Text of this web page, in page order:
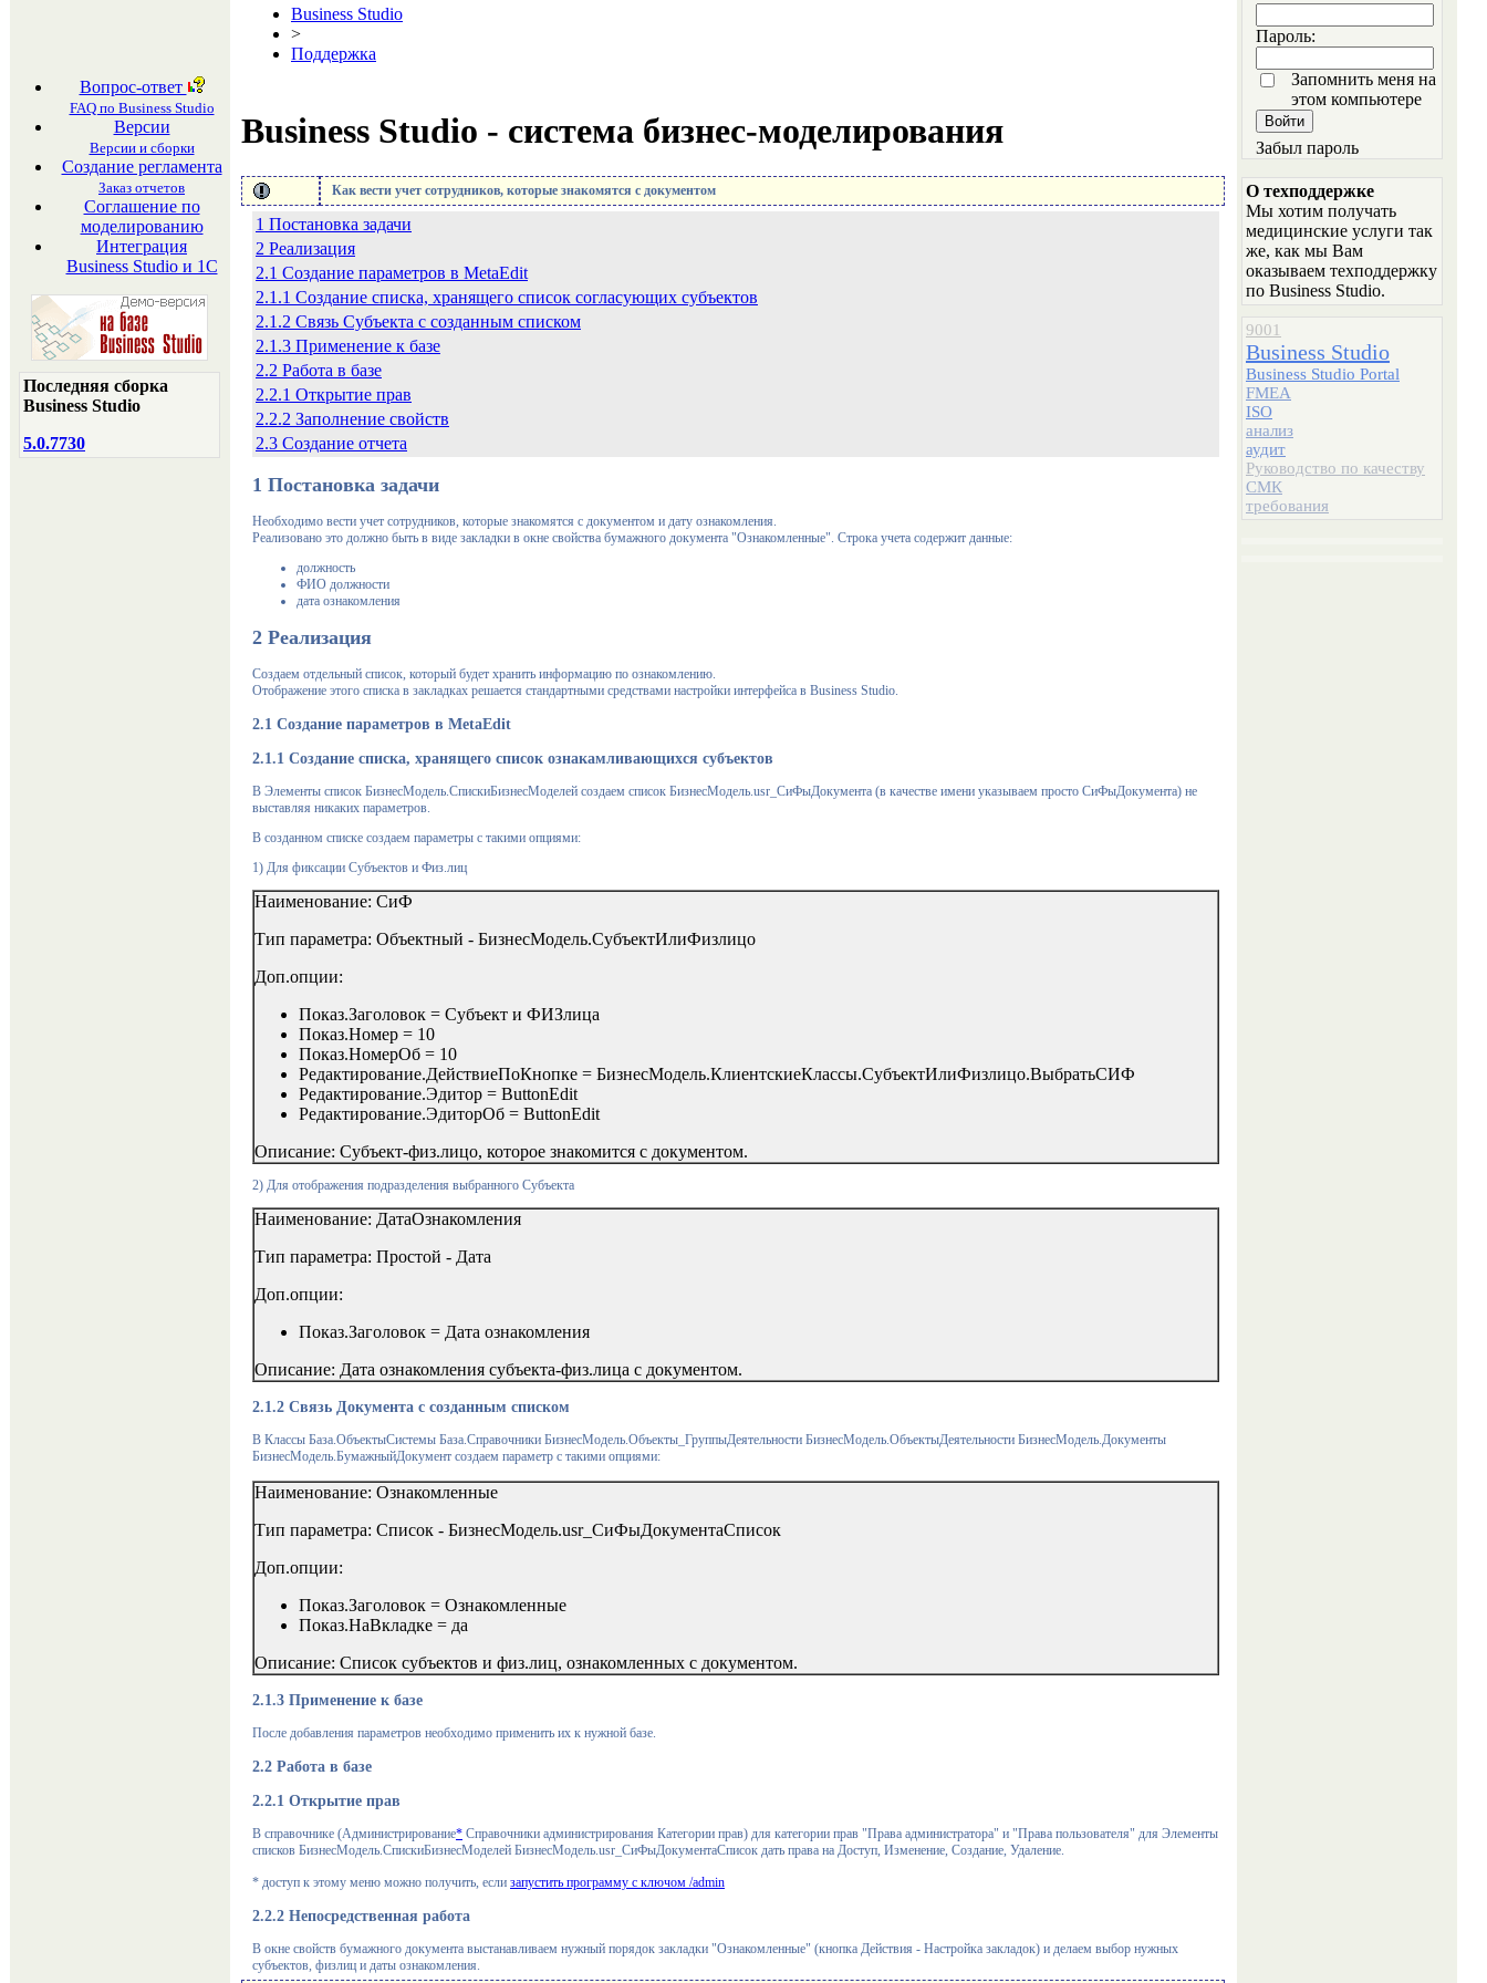
Вопрос-ответ
FAQ по Business Studio
Версии
Версии и сборки
Создание регламента
Заказ отчетов
Соглашение по
моделированию
Интеграция
Business Studio и 1С
Последняя сборка
Business Studio
5.0.7730
Business Studio
>
Поддержка
Business Studio - система бизнес-моделирования
Как вести учет сотрудников, которые знакомятся с документом
1 Постановка задачи
2 Реализация
2.1 Создание параметров в MetaEdit
2.1.1 Создание списка, хранящего список согласующих субъектов
2.1.2 Связь Субъекта с созданным списком
2.1.3 Применение к базе
2.2 Работа в базе
2.2.1 Открытие прав
2.2.2 Заполнение свойств
2.3 Создание отчета
1 Постановка задачи
Необходимо вести учет сотрудников, которые знакомятся с документом и дату ознакомления.
Реализовано это должно быть в виде закладки в окне свойства бумажного документа "Ознакомленные". Строка учета содержит данные:
должность
ФИО должности
дата ознакомления
2 Реализация
Создаем отдельный список, который будет хранить информацию по ознакомлению.
Отображение этого списка в закладках решается стандартными средствами настройки интерфейса в Business Studio.
2.1 Создание параметров в MetaEdit
2.1.1 Создание списка, хранящего список ознакамливающихся субъектов
В Элементы список БизнесМодель.СпискиБизнесМоделей создаем список БизнесМодель.usr_СиФыДокумента (в качестве имени указываем просто СиФыДокумента) не
выставляя никаких параметров.
В созданном списке создаем параметры с такими опциями:
1) Для фиксации Субъектов и Физ.лиц
Наименование: СиФ
Тип параметра: Объектный - БизнесМодель.СубъектИлиФизлицо
Доп.опции:
Показ.Заголовок = Субъект и ФИЗлица
Показ.Номер = 10
Показ.НомерОб = 10
Редактирование.ДействиеПоКнопке = БизнесМодель.КлиентскиеКлассы.СубъектИлиФизлицо.ВыбратьСИФ
Редактирование.Эдитор = ButtonEdit
Редактирование.ЭдиторОб = ButtonEdit
Описание: Субъект-физ.лицо, которое знакомится с документом.
2) Для отображения подразделения выбранного Субъекта
Наименование: ДатаОзнакомления
Тип параметра: Простой - Дата
Доп.опции:
Показ.Заголовок = Дата ознакомления
Описание: Дата ознакомления субъекта-физ.лица с документом.
2.1.2 Связь Документа с созданным списком
В Классы База.ОбъектыСистемы База.Справочники БизнесМодель.Объекты_ГруппыДеятельности БизнесМодель.ОбъектыДеятельности БизнесМодель.Документы
БизнесМодель.БумажныйДокумент создаем параметр с такими опциями:
Наименование: Ознакомленные
Тип параметра: Список - БизнесМодель.usr_СиФыДокументаСписок
Доп.опции:
Показ.Заголовок = Ознакомленные
Показ.НаВкладке = да
Описание: Список субъектов и физ.лиц, ознакомленных с документом.
2.1.3 Применение к базе
После добавления параметров необходимо применить их к нужной базе.
2.2 Работа в базе
2.2.1 Открытие прав
В справочнике (Администрирование* Справочники администрирования Категории прав) для категории прав "Права администратора" и "Права пользователя" для Элементы
списков БизнесМодель.СпискиБизнесМоделей БизнесМодель.usr_СиФыДокументаСписок дать права на Доступ, Изменение, Создание, Удаление.
* доступ к этому меню можно получить, если запустить программу с ключом /admin
2.2.2 Непосредственная работа
В окне свойств бумажного документа выстанавливаем нужный порядок закладки "Ознакомленные" (кнопка Действия - Настройка закладок) и делаем выбор нужных
субъектов, физлиц и даты ознакомления.
Пароль:
Запомнить меня на
этом компьютере
Забыл пароль
О техподдержке
Мы хотим получать
медицинские услуги так
же, как мы Вам
оказываем техподдержку
по Business Studio.
9001
Business Studio
Business Studio Portal
FMEA
ISO
анализ
аудит
Руководство по качеству
СМК
требования